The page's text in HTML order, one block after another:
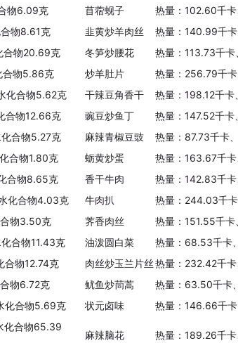
物6.09克 苜蓿蚬子
热量：102.60千
物8.61克 韭黄炒羊肉丝
热量：140.99千
合物20.69克 冬笋炒腰花
热量：113.73千
合物5.86克 炒羊肚片
热量：256.79千
化合物5.62克 干辣豆角香干
热量：198.12千
合物12.66克 豌豆炒鱼丁
热量：147.52千
合物5.27克 麻辣青椒豆豉
热量：87.73千卡
合物1.80克 蛎黄炒蛋
热量：163.67千
合物8.65克 香干牛肉
热量：142.83千
化合物4.03克 牛肉扒
热量：244.03千
物3.50克 荠香肉丝
热量：151.55千
合物11.43克 油泼圆白菜
热量：68.53千卡
合物12.74克 肉丝炒玉兰片丝热量：232.42千
物6.72克 鱿鱼炒茼蒿
热量：63.50千卡
化合物5.69克 状元卤味
热量：146.66千
化合物65.39
麻辣脑花 热量：189.26千